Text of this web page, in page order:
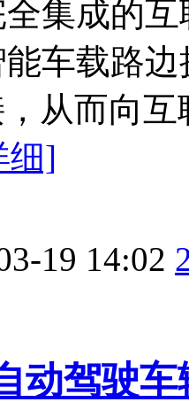
集成的
车载路
，从而向
细]
19 14:02
动驾驶